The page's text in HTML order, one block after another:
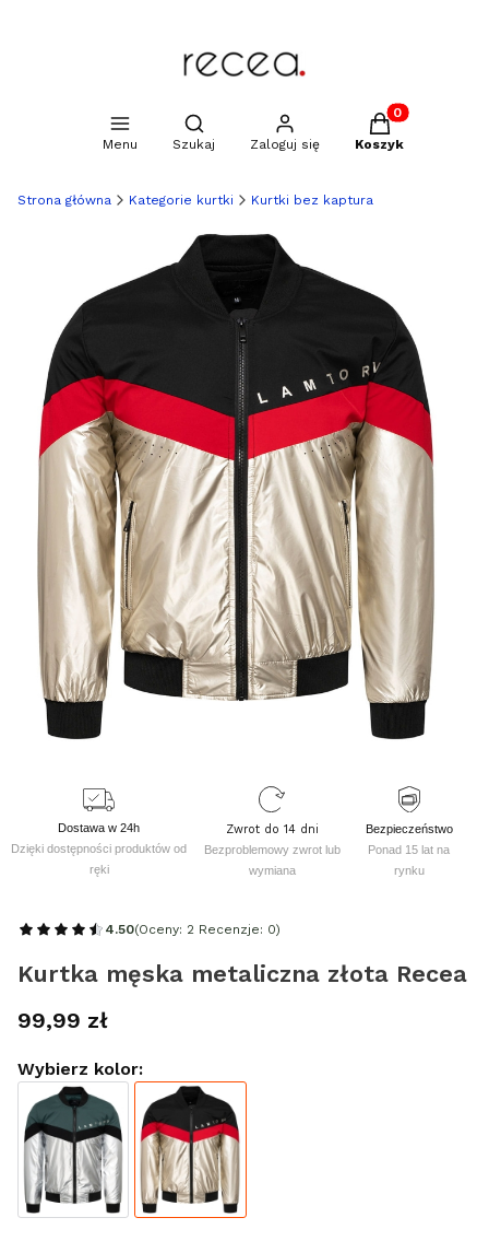
Menu
Otwórz wyszukiwarkę
Szukaj Zaloguj się
Produkty w
Koszyk
Strona główna Kategorie kurtki Kurtki bez kaptura
Dostawa w 24h
Dzięki dostępności produktów od
ręki
Zwrot do 14 dni
Bezproblemowy zwrot lub
wymiana
Bezpieczeństwo
Ponad 15 lat na
rynku
4.50(Oceny: 2 Recenzje: 0)
Kurtka męska metaliczna złota Recea
Cena
99,99 zł
Wybierz kolor: